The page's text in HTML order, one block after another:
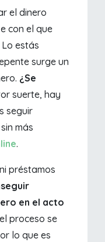
el dinero
con el que
estás
surge un
¿Se
suerte, hay
seguir
más
.
préstamos
en el acto
proceso se
lo que es